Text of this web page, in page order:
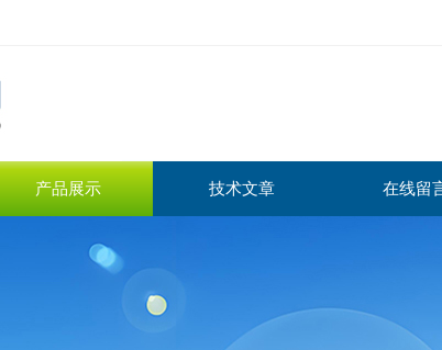
产品展示 技术文章 在线留